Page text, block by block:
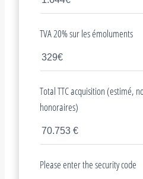
TVA 20% sur les émoluments
Total TTC acquisition (estimé,
honoraires)
Please enter the security code